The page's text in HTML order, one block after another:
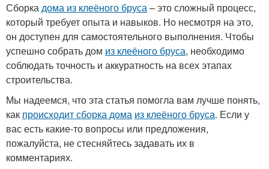
Сборкадома из клеёного бруса– это сложный процесс,
который требует опыта и навыков. Но несмотря на это,
он доступен для самостоятельного выполнения. Чтобы
успешно собрать дом из клеёного бруса, необходимо
соблюдать точность и аккуратность на всех этапах
строительства.
Мы надеемся, что эта статья помогла вам лучше понять,
как происходит сборка дома из клеёного бруса. Если у
вас есть какие-то вопросы или предложения,
пожалуйста, не стесняйтесь задавать их в
комментариях.